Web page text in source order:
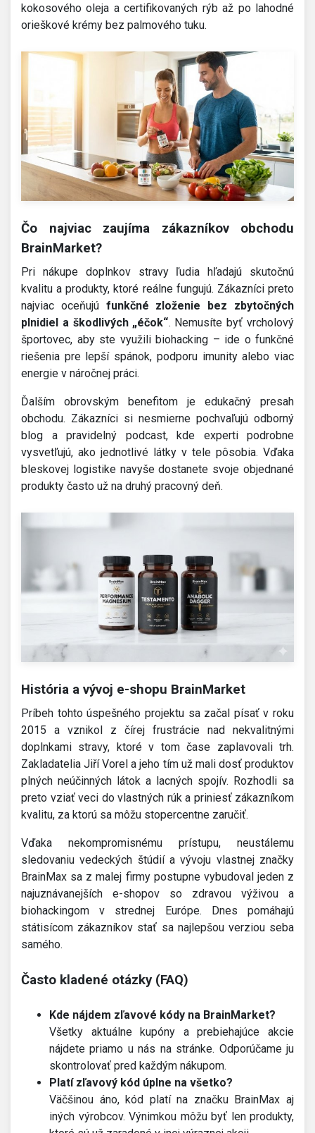
kokosového oleja a certifikovaných rýb až po lahodné
orieškové krémy bez palmového tuku.
Čo najviac zaujíma zákazníkov obchodu
BrainMarket?
Pri nákupe doplnkov stravy ľudia hľadajú skutočnú
kvalitu a produkty, ktoré reálne fungujú. Zákazníci preto
najviac oceňujú funkčné zloženie bez zbytočných
plnidiel a škodlivých „éčok“. Nemusíte byť vrcholový
športovec, aby ste využili biohacking – ide o funkčné
riešenia pre lepší spánok, podporu imunity alebo viac
energie v náročnej práci.
Ďalším obrovským benefitom je edukačný presah
obchodu. Zákazníci si nesmierne pochvaľujú odborný
blog a pravidelný podcast, kde experti podrobne
vysvetľujú, ako jednotlivé látky v tele pôsobia. Vďaka
bleskovej logistike navyše dostanete svoje objednané
produkty často už na druhý pracovný deň.
História a vývoj e-shopu BrainMarket
Príbeh tohto úspešného projektu sa začal písať v roku
2015 a vznikol z čírej frustrácie nad nekvalitnými
doplnkami stravy, ktoré v tom čase zaplavovali trh.
Zakladatelia Jiří Vorel a jeho tím už mali dosť produktov
plných neúčinných látok a lacných spojív. Rozhodli sa
preto vziať veci do vlastných rúk a priniesť zákazníkom
kvalitu, za ktorú sa môžu stopercentne zaručiť.
Vďaka nekompromisnému prístupu, neustálemu
sledovaniu vedeckých štúdií a vývoju vlastnej značky
BrainMax sa z malej firmy postupne vybudoval jeden z
najuznávanejších e-shopov so zdravou výživou a
biohackingom v strednej Európe. Dnes pomáhajú
státisícom zákazníkov stať sa najlepšou verziou seba
samého.
Často kladené otázky (FAQ)
Kde nájdem zľavové kódy na BrainMarket?
Všetky aktuálne kupóny a prebiehajúce akcie
nájdete priamo u nás na stránke. Odporúčame ju
skontrolovať pred každým nákupom.
Platí zľavový kód úplne na všetko?
Väčšinou áno, kód platí na značku BrainMax aj
iných výrobcov. Výnimkou môžu byť len produkty,